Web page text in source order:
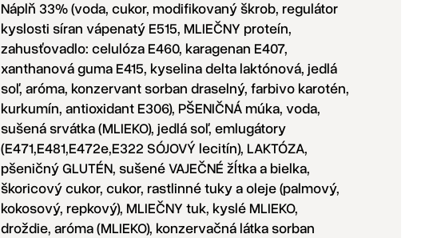
Náplň 33% (voda, cukor, modifikovaný škrob, regulátor
kyslosti síran vápenatý E515, MLIEČNY proteín,
zahusťovadlo: celulóza E460, karagenan E407,
xanthanová guma E415, kyselina delta laktónová, jedlá
soľ, aróma, konzervant sorban draselný, farbivo karotén,
kurkumín, antioxidant E306), PŠENIČNÁ múka, voda,
sušená srvátka (MLIEKO), jedlá soľ, emlugátory
(E471,E481,E472e,E322 SÓJOVÝ lecitín), LAKTÓZA,
pšeničný GLUTÉN, sušené VAJEČNÉ žĺtka a bielka,
škoricový cukor, cukor, rastlinné tuky a oleje (palmový,
kokosový, repkový), MLIEČNY tuk, kyslé MLIEKO,
droždie, aróma (MLIEKO), konzervačná látka sorban